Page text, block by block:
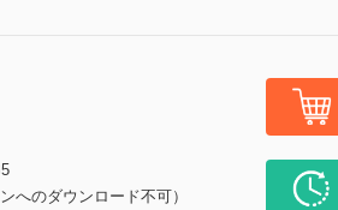
へのダウンロード不可）